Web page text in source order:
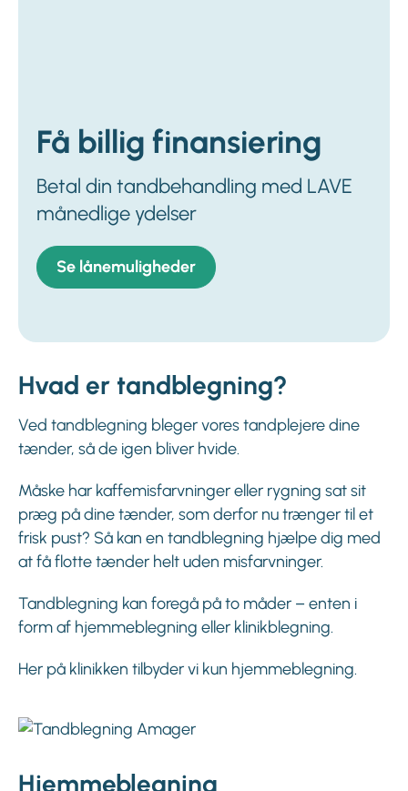
Få billig finansiering
Betal din tandbehandling med LAVE
månedlige ydelser
Se lånemuligheder
Hvad er tandblegning?
Ved tandblegning bleger vores tandplejere dine
tænder, så de igen bliver hvide.
Måske har kaffemisfarvninger eller rygning sat sit
præg på dine tænder, som derfor nu trænger til et
frisk pust? Så kan en tandblegning hjælpe dig med
at få flotte tænder helt uden misfarvninger.
Tandblegning kan foregå på to måder – enten i
form af hjemmeblegning eller klinikblegning.
Her på klinikken tilbyder vi kun hjemmeblegning.
Hjemmeblegning